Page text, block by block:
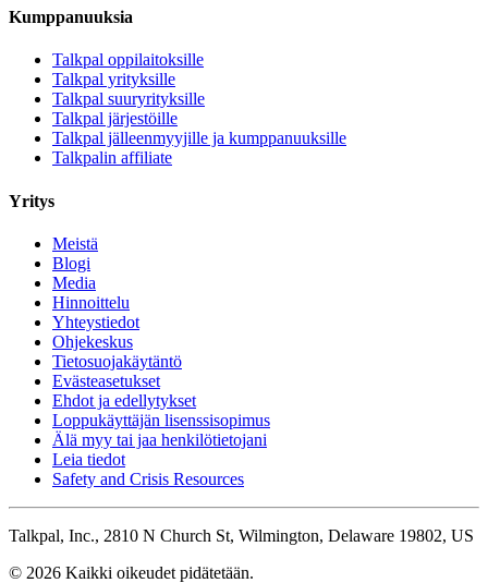
Kumppanuuksia
Talkpal oppilaitoksille
Talkpal yrityksille
Talkpal suuryrityksille
Talkpal järjestöille
Talkpal jälleenmyyjille ja kumppanuuksille
Talkpalin affiliate
Yritys
Meistä
Blogi
Media
Hinnoittelu
Yhteystiedot
Ohjekeskus
Tietosuojakäytäntö
Evästeasetukset
Ehdot ja edellytykset
Loppukäyttäjän lisenssisopimus
Älä myy tai jaa henkilötietojani
Leia tiedot
Safety and Crisis Resources
Talkpal, Inc., 2810 N Church St, Wilmington, Delaware 19802, US
© 2026 Kaikki oikeudet pidätetään.